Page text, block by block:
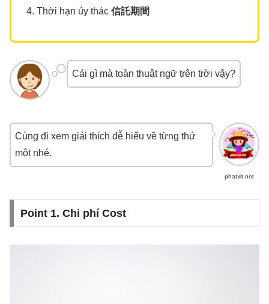
Thời hạn ủy thác 信託期間
Cái gì mà toàn thuật ngữ trên trời vậy?
phatxit.net
Cùng đi xem giải thích dễ hiểu về từng thứ
một nhé.
Point 1. Chi phí Cost